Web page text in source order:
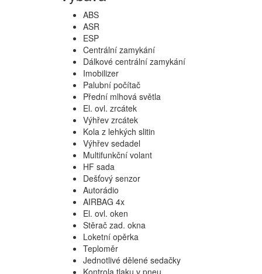
ABS
ASR
ESP
Centrální zamykání
Dálkové centrální zamykání
Imobilizer
Palubní počítač
Přední mlhová světla
El. ovl. zrcátek
Výhřev zrcátek
Kola z lehkých slitin
Výhřev sedadel
Multifunkční volant
HF sada
Dešťový senzor
Autorádio
AIRBAG 4x
El. ovl. oken
Stěrač zad. okna
Loketní opěrka
Teploměr
Jednotlivé dělené sedačky